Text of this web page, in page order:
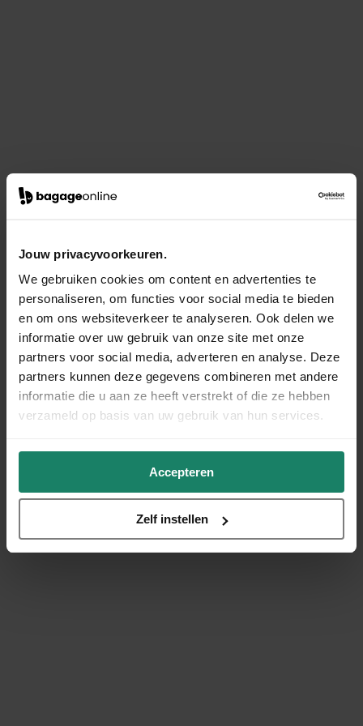
Jouw privacyvoorkeuren.
We gebruiken cookies om content en advertenties te
personaliseren, om functies voor social media te bieden
en om ons websiteverkeer te analyseren. Ook delen we
informatie over uw gebruik van onze site met onze
partners voor social media, adverteren en analyse. Deze
partners kunnen deze gegevens combineren met andere
informatie die u aan ze heeft verstrekt of die ze hebben
verzameld op basis van uw gebruik van hun services.
Accepteren
Zelf instellen